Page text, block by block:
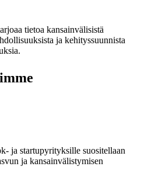
tietoa kansainvälisistä
ja kehityssuunnista
ja startupyrityksille suositellaan
ja kansainvälistymisen